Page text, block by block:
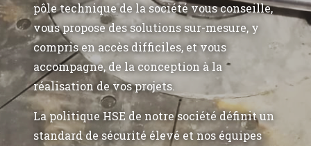
pôle technique de la société vous conseille,
vous propose des solutions sur-mesure, y
compris en accès difficiles, et vous
accompagne, de la conception à la
réalisation de vos projets.
La politique HSE de notre société définit un
standard de sécurité élevé et nos équipes